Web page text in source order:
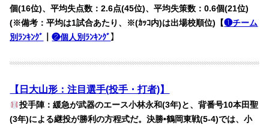
個(16位)、平均失点数：2.6点(45位)、平均失策数：0.6個(21位)
(※備考：平均は1試合あたり、※(ｶｯｺ内)は出場校順位)【❶チーム
別ﾗﾝｷﾝｸﾞ
｜❷個人別ﾗﾝｷﾝｸﾞ 】
【日大山形：注目選手(投手・打者)】
投手陣：緩急が武器のエース小林永和(3年)と、背番号10本田聖
(3年)による継投が勝利の方程式だ。決勝•鶴岡東戦(5-4)では、小